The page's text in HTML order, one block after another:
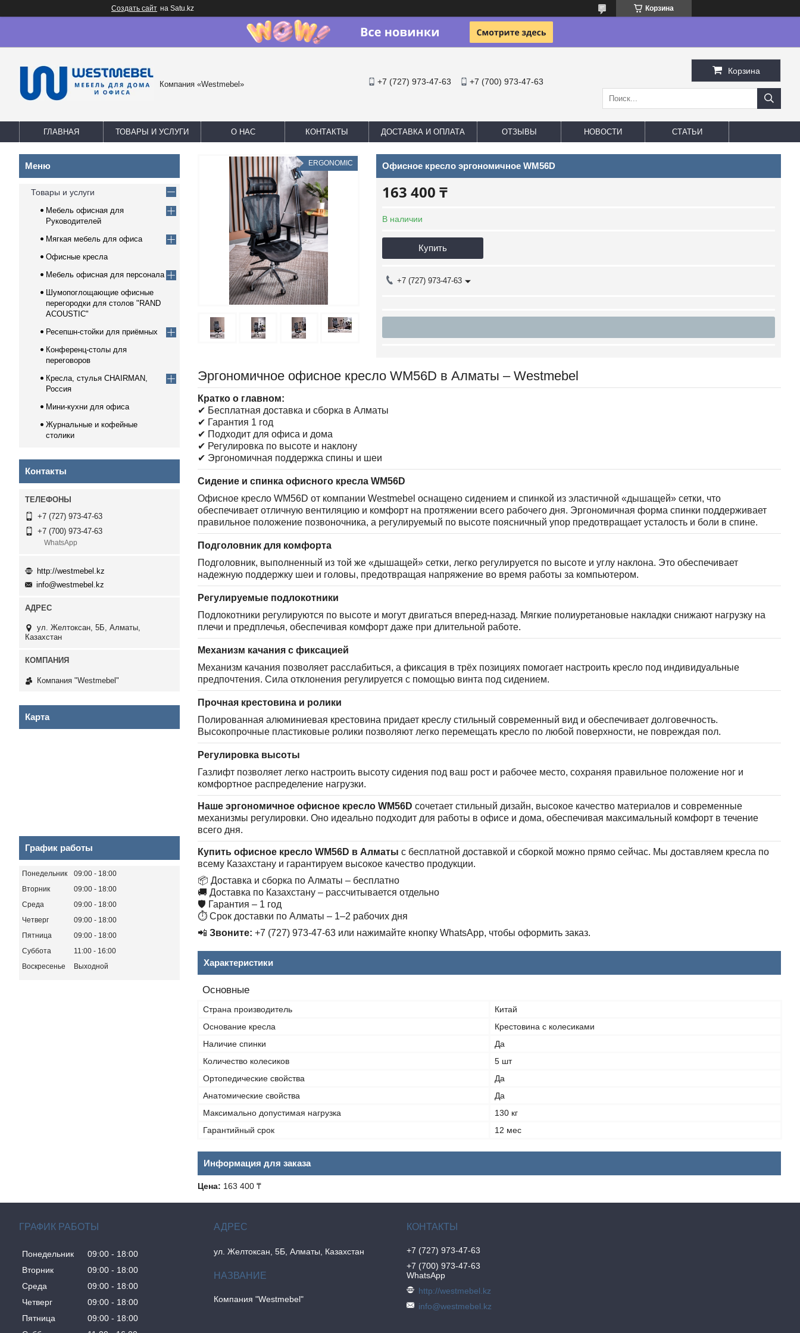
Создать сайт на Satu.kz Корзина
Компания «Westmebel» +7 (727) 973-47-63 +7 (700) 973-47-63
Корзина
ГЛАВНАЯ ТОВАРЫ И УСЛУГИ О НАС КОНТАКТЫ ДОСТАВКА И ОПЛАТА ОТЗЫВЫ НОВОСТИ СТАТЬИ
ERGONOMIC Офисное кресло эргономичное WM56D
163 400 ₸
В наличии
Купить
+7 (727) 973-47-63
Эргономичное офисное кресло WM56D в Алматы – Westmebel
Кратко о главном:
✔ Бесплатная доставка и сборка в Алматы
✔ Гарантия 1 год
✔ Подходит для офиса и дома
✔ Регулировка по высоте и наклону
✔ Эргономичная поддержка спины и шеи
Сидение и спинка офисного кресла WM56D
Офисное кресло WM56D от компании Westmebel оснащено сидением и спинкой из эластичной «дышащей» сетки, что
обеспечивает отличную вентиляцию и комфорт на протяжении всего рабочего дня. Эргономичная форма спинки поддерживает
правильное положение позвоночника, а регулируемый по высоте поясничный упор предотвращает усталость и боли в спине.
Подголовник для комфорта
Подголовник, выполненный из той же «дышащей» сетки, легко регулируется по высоте и углу наклона. Это обеспечивает
надежную поддержку шеи и головы, предотвращая напряжение во время работы за компьютером.
Регулируемые подлокотники
Подлокотники регулируются по высоте и могут двигаться вперед-назад. Мягкие полиуретановые накладки снижают нагрузку на
плечи и предплечья, обеспечивая комфорт даже при длительной работе.
Механизм качания с фиксацией
Механизм качания позволяет расслабиться, а фиксация в трёх позициях помогает настроить кресло под индивидуальные
предпочтения. Сила отклонения регулируется с помощью винта под сидением.
Прочная крестовина и ролики
Полированная алюминиевая крестовина придает креслу стильный современный вид и обеспечивает долговечность.
Высокопрочные пластиковые ролики позволяют легко перемещать кресло по любой поверхности, не повреждая пол.
Регулировка высоты
Газлифт позволяет легко настроить высоту сидения под ваш рост и рабочее место, сохраняя правильное положение ног и
комфортное распределение нагрузки.
Наше эргономичное офисное кресло WM56D сочетает стильный дизайн, высокое качество материалов и современные
механизмы регулировки. Оно идеально подходит для работы в офисе и дома, обеспечивая максимальный комфорт в течение
всего дня.
Купить офисное кресло WM56D в Алматы с бесплатной доставкой и сборкой можно прямо сейчас. Мы доставляем кресла по
всему Казахстану и гарантируем высокое качество продукции.
📦 Доставка и сборка по Алматы – бесплатно
🚚 Доставка по Казахстану – рассчитывается отдельно
🛡 Гарантия – 1 год
⏱ Срок доставки по Алматы – 1–2 рабочих дня
📲 Звоните: +7 (727) 973-47-63 или нажимайте кнопку WhatsApp, чтобы оформить заказ.
Характеристики
Основные
Страна производитель
Китай
Основание кресла
Крестовина с колесиками
Наличие спинки
Да
Количество колесиков
5 шт
Ортопедические свойства
Да
Анатомические свойства
Да
Максимально допустимая нагрузка
130 кг
Гарантийный срок
12 мес
Информация для заказа
Цена: 163 400 ₸
Товары и услуги
Мебель офисная для
Руководителей
Мягкая мебель для офиса
Офисные кресла
Мебель офисная для персонала
Шумопоглощающие офисные
перегородки для столов "RAND
ACOUSTIC"
Ресепшн-стойки для приёмных
Конференц-столы для
переговоров
Кресла, стулья CHAIRMAN,
Россия
Мини-кухни для офиса
Журнальные и кофейные
столики
Контакты
+7 (727) 973-47-63
+7 (700) 973-47-63
WhatsApp
http://westmebel.kz
info@westmebel.kz
ул. Желтоксан, 5Б, Алматы,
Казахстан
Компания "Westmebel"
Карта
График работы
Понедельник 09:00
18:00
Вторник
09:00
18:00
Среда
09:00
18:00
Четверг
09:00
18:00
Пятница
09:00
18:00
Суббота
11:00
16:00
Воскресенье
Выходной
ГРАФИК РАБОТЫ
Понедельник 09:00
18:00
Вторник
09:00
18:00
Среда
09:00
18:00
Четверг
09:00
18:00
Пятница
09:00
18:00
ул. Желтоксан, 5Б, Алматы, Казахстан
Компания "Westmebel"
+7 (727) 973-47-63
+7 (700) 973-47-63
WhatsApp
http://westmebel.kz
info@westmebel.kz